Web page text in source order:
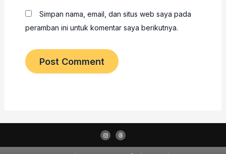
Simpan nama, email, dan situs web saya pada
peramban ini untuk komentar saya berikutnya.
I
n
s
T
h
r